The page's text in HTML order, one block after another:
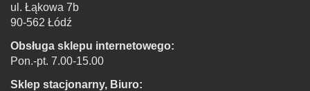
ul. Łąkowa 7b
90-562 Łódź
Obsługa sklepu internetowego:
Pon.-pt. 7.00-15.00
Sklep stacjonarny, Biuro: